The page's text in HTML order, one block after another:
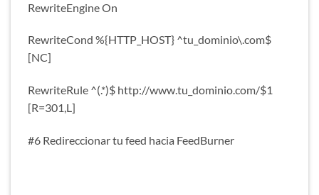
RewriteEngine On
RewriteCond %{HTTP_HOST} ^tu_dominio\.com$
[NC]
RewriteRule ^(.*)$ http://www.tu_dominio.com/$1
[R=301,L]
#6 Redireccionar tu feed hacia FeedBurner